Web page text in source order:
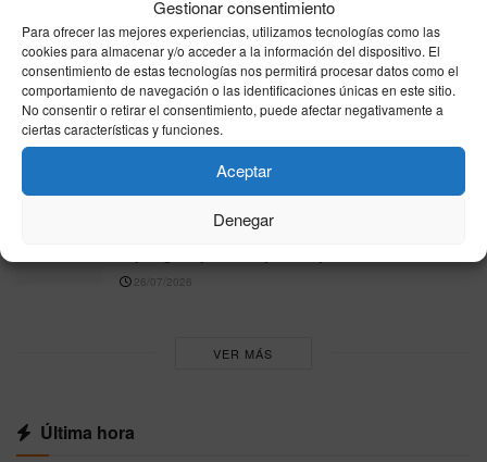
Gestionar consentimiento
Para ofrecer las mejores experiencias, utilizamos tecnologías como las
cookies para almacenar y/o acceder a la información del dispositivo. El
consentimiento de estas tecnologías nos permitirá procesar datos como el
comportamiento de navegación o las identificaciones únicas en este sitio.
No consentir o retirar el consentimiento, puede afectar negativamente a
ciertas características y funciones.
Aceptar
Denegar
Europa eleva la presión sobre Sánchez por
Ceuta: Meloni amenaza con Schengen y el PPE
denuncia un “efecto llamada”
31/07/2026
Trucos de cocina para principiantes: atajos
sencillos, seguridad y sabor
Cómo quitar las manchas más difíciles de la
26/07/2026
VER MÁS
Última hora